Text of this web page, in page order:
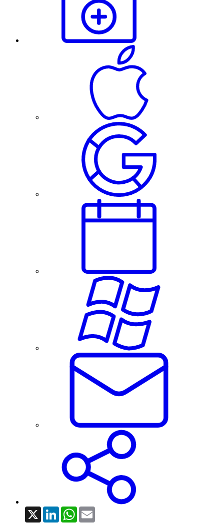
X LinkedInWhatsApp